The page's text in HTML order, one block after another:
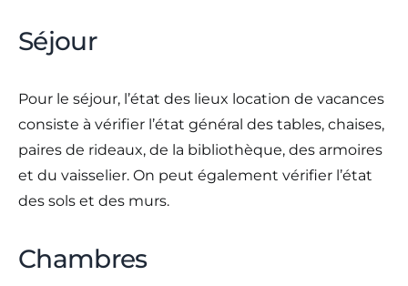
Séjour
Pour le séjour, l’état des lieux location de vacances
consiste à vérifier l’état général des tables, chaises,
paires de rideaux, de la bibliothèque, des armoires
et du vaisselier. On peut également vérifier l’état
des sols et des murs.
Chambres